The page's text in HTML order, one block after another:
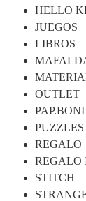
HELLO
JUEGOS
LIBROS
OUTLET
PUZZLES
REGALO
REGALO
STITCH